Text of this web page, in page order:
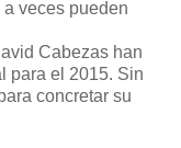
veces pueden
Cabezas han
para el 2015. Sin
concretar su